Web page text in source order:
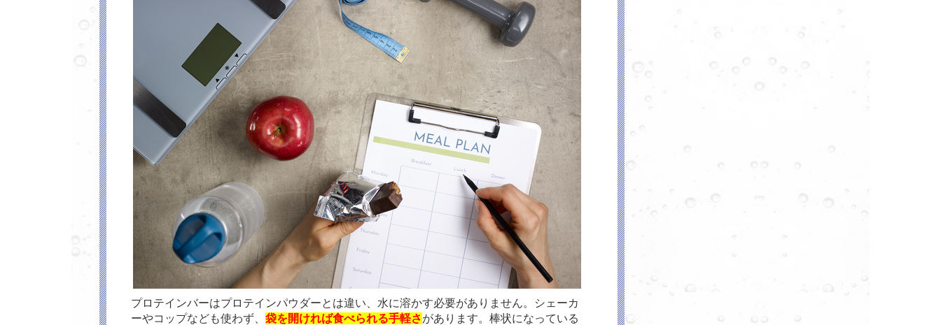
プロテインバーはプロテインパウダーとは違い、水に溶かす必要がありません。シェーカ
ーやコップなども使わず、 袋を開ければ食べられる手軽さがあります。棒状になっている